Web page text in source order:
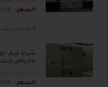
السعر: 200 ريال سعودي
تم النشر منذ 8 ساعات
شراء غرف
بالرياض
السعر: 500 ريال سعودي